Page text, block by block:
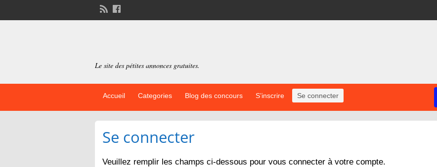
Le site des pétites annonces gratuites.
Accueil Categories Blog des concours S’inscrire Se connecter
Se connecter
Veuillez remplir les champs ci-dessous pour vous connecter à votre compte.